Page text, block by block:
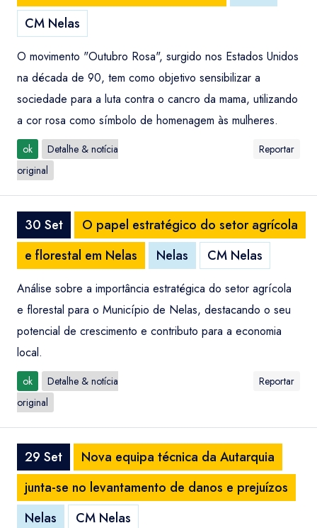
CM Nelas
O movimento "Outubro Rosa", surgido nos Estados Unidos
na década de 90, tem como objetivo sensibilizar a
sociedade para a luta contra o cancro da mama, utilizando
a cor rosa como símbolo de homenagem às mulheres.
ok
Detalhe & notícia
original
Reportar
30 Set
O papel estratégico do setor agrícola
e florestal em Nelas
Nelas CM Nelas
Análise sobre a importância estratégica do setor agrícola
e florestal para o Município de Nelas, destacando o seu
potencial de crescimento e contributo para a economia
local.
ok
Detalhe & notícia
original
Reportar
29 Set
Nova equipa técnica da Autarquia
junta-se no levantamento de danos e prejuízos
Nelas
CM Nelas